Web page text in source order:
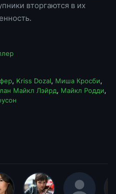
вторгаются в их
, Kriss Dozal, Миша Кросби,
Майкл Лэйрд, Майкл Родди,